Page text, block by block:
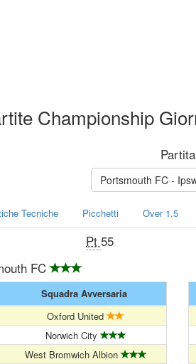
Championship
Partita
Tecniche Picchetti Over 1.5
Pt55
FC
Squadra Avversaria
Oxford United
Norwich City
West Bromwich Albion